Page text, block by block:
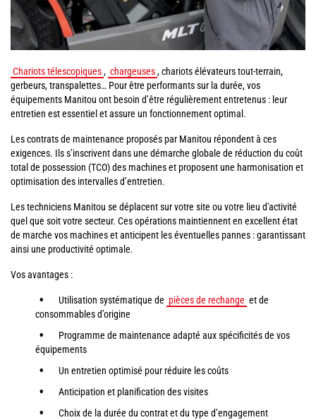
Chariots télescopiques, chargeuses, chariots élévateurs tout-terrain,
gerbeurs, transpalettes… Pour être performants sur la durée, vos
équipements Manitou ont besoin d’être régulièrement entretenus : leur
entretien est essentiel et assure un fonctionnement optimal.
Les contrats de maintenance proposés par Manitou répondent à ces
exigences. Ils s’inscrivent dans une démarche globale de réduction du coût
total de possession (TCO) des machines et proposent une harmonisation et
optimisation des intervalles d’entretien.
Les techniciens Manitou se déplacent sur votre site ou votre lieu d'activité
quel que soit votre secteur. Ces opérations maintiennent en excellent état
de marche vos machines et anticipent les éventuelles pannes : garantissant
ainsi une productivité optimale.
Vos avantages :
Utilisation systématique de pièces de rechange et de
consommables d’origine
Programme de maintenance adapté aux spécificités de vos
équipements
Un entretien optimisé pour réduire les coûts
Anticipation et planification des visites
Choix de la durée du contrat et du type d’engagement